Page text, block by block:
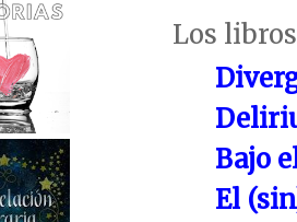
Los
Bajo
El